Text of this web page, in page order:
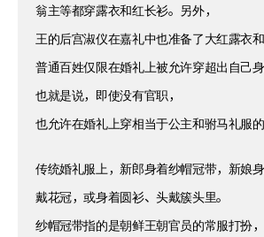
翁主等都穿露衣和红长衫。另外，
王的后宫淑仪在嘉礼中也准备了大红露衣和
普通百姓仅限在婚礼上被允许穿超出自己身
也就是说，即使没有官职，
也允许在婚礼上穿相当于公主和驸马礼服的
传统婚礼服上，新郎身着纱帽冠带，新娘身
戴花冠，或身着圆衫、头戴簇头里。
纱帽冠带指的是朝鲜王朝官员的常服打扮，